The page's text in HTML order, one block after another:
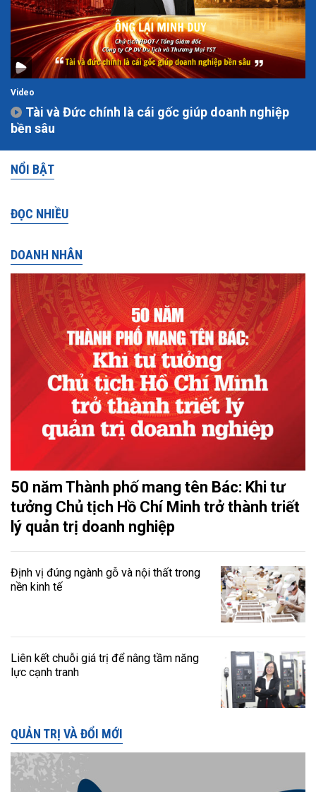
Video
Tài và Đức chính là cái gốc giúp doanh nghiệp
bền sâu
NỔI BẬT
ĐỌC NHIỀU
DOANH NHÂN
50 năm Thành phố mang tên Bác: Khi tư
tưởng Chủ tịch Hồ Chí Minh trở thành triết
lý quản trị doanh nghiệp
Định vị đúng ngành gỗ và nội thất trong
nền kinh tế
Liên kết chuỗi giá trị để nâng tầm năng
lực cạnh tranh
QUẢN TRỊ VÀ ĐỔI MỚI